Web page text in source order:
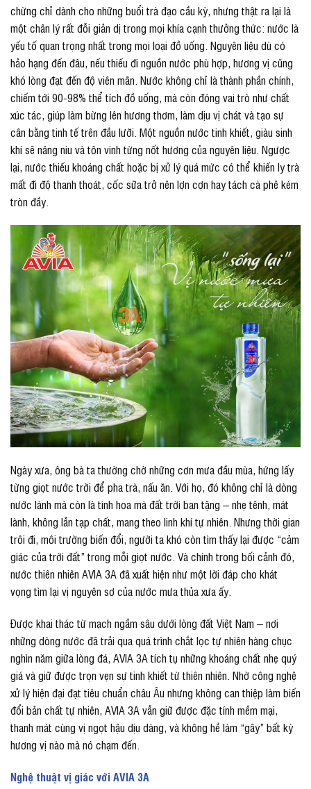
chừng chỉ dành cho những buổi trà đạo cầu kỳ, nhưng thật ra lại là
một chân lý rất đỗi giản dị trong mọi khía cạnh thưởng thức: nước là
yếu tố quan trọng nhất trong mọi loại đồ uống. Nguyên liệu dù có
hảo hạng đến đâu, nếu thiếu đi nguồn nước phù hợp, hương vị cũng
khó lòng đạt đến độ viên mãn. Nước không chỉ là thành phần chính,
chiếm tới 90-98% thể tích đồ uống, mà còn đóng vai trò như chất
xúc tác, giúp làm bừng lên hương thơm, làm dịu vị chát và tạo sự
cân bằng tinh tế trên đầu lưỡi. Một nguồn nước tinh khiết, giàu sinh
khí sẽ nâng niu và tôn vinh từng nốt hương của nguyên liệu. Ngược
lại, nước thiếu khoáng chất hoặc bị xử lý quá mức có thể khiến ly trà
mất đi độ thanh thoát, cốc sữa trở nên lợn cợn hay tách cà phê kém
tròn đầy.
Ngày xưa, ông bà ta thường chờ những cơn mưa đầu mùa, hứng lấy
từng giọt nước trời để pha trà, nấu ăn. Với họ, đó không chỉ là dòng
nước lành mà còn là tinh hoa mà đất trời ban tặng – nhẹ tênh, mát
lành, không lẫn tạp chất, mang theo linh khí tự nhiên. Nhưng thời gian
trôi đi, môi trường biến đổi, người ta khó còn tìm thấy lại được “cảm
giác của trời đất” trong mỗi giọt nước. Và chính trong bối cảnh đó,
nước thiên nhiên AVIA 3A đã xuất hiện như một lời đáp cho khát
vọng tìm lại vị nguyên sơ của nước mưa thủa xưa ấy.
Được khai thác từ mạch ngầm sâu dưới lòng đất Việt Nam – nơi
những dòng nước đã trải qua quá trình chắt lọc tự nhiên hàng chục
nghìn năm giữa lòng đá, AVIA 3A tích tụ những khoáng chất nhẹ quý
giá và giữ được trọn vẹn sự tinh khiết từ thiên nhiên. Nhờ công nghệ
xử lý hiện đại đạt tiêu chuẩn châu Âu nhưng không can thiệp làm biến
đổi bản chất tự nhiên, AVIA 3A vẫn giữ được đặc tính mềm mại,
thanh mát cùng vị ngọt hậu dịu dàng, và không hề làm “gãy” bất kỳ
hương vị nào mà nó chạm đến.
Nghệ thuật vị giác với AVIA 3A